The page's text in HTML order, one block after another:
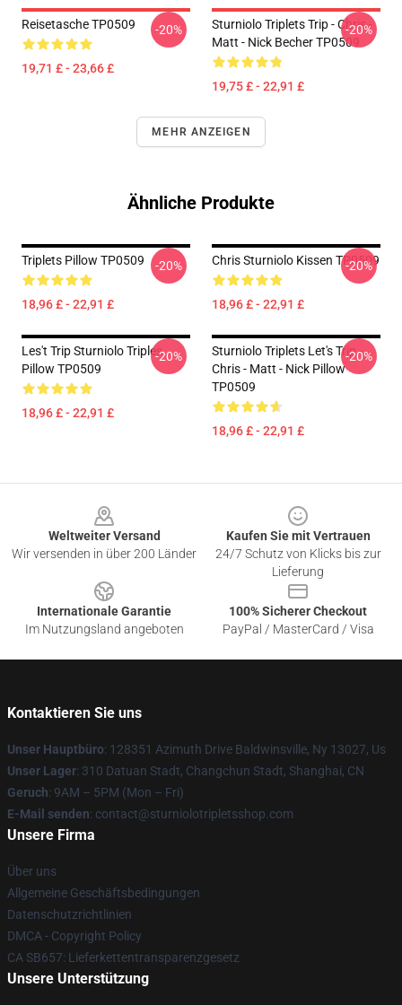
Reisetasche TP0509
19,71 £ - 23,66 £
-20%
Sturniolo Triplets Trip - Chris -
Matt - Nick Becher TP0509
19,75 £ - 22,91 £
-20%
MEHR ANZEIGEN
Ähnliche Produkte
Triplets Pillow TP0509
18,96 £ - 22,91 £
-20% Chris Sturniolo Kissen TP0509
18,96 £ - 22,91 £
-20%
Les't Trip Sturniolo Triples
Pillow TP0509
18,96 £ - 22,91 £
-20%
Sturniolo Triplets Let's Trip -
Chris - Matt - Nick Pillow
TP0509
18,96 £ - 22,91 £
-20%
Weltweiter Versand
Wir versenden in über 200 Länder
Kaufen Sie mit Vertrauen
24/7 Schutz von Klicks bis zur
Lieferung
Internationale Garantie
Im Nutzungsland angeboten
100% Sicherer Checkout
PayPal / MasterCard / Visa
Kontaktieren Sie uns
Unser Hauptbüro: 128351 Azimuth Drive Baldwinsville, Ny 13027, Us
Unser Lager: 310 Datuan Stadt, Changchun Stadt, Shanghai, CN
Geruch: 9AM – 5PM (Mon – Fri)
E-Mail senden: contact@sturniolotripletsshop.com
Unsere Firma
Über uns
Allgemeine Geschäftsbedingungen
Datenschutzrichtlinien
DMCA - Copyright Policy
CA SB657: Lieferkettentransparenzgesetz
Unsere Unterstützung